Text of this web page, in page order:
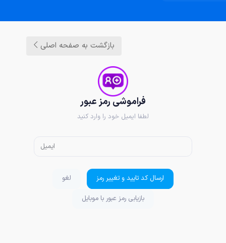
بازگشت به صفحه اصلی
فراموشی رمز عبور
لطفا ایمیل خود را وارد کنید
ارسال کد تایید و تغییر رمز
لغو
بازیابی رمز عبور با موبایل